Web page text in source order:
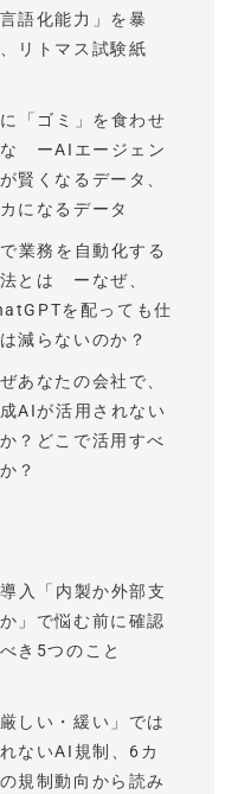
言語化能力」を暴
リトマス試験紙
「ゴミ」を食わせ
ーAIエージェン
が賢くなるデータ、
になるデータ
業務を自動化する
とは ーなぜ、
を配っても仕
減らないのか？
あなたの会社で、
AIが活用されない
？どこで活用すべ
？
入「内製か外部支
」で悩む前に確認
き5つのこと
厳しい・緩い」では
ないAI規制、6カ
規制動向から読み